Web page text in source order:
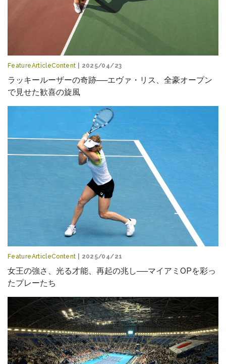
FeatureArticleContent | 2025/04/23
ラッキールーザーの奇跡──エヴァ・リス、全豪オープン
で見せた歓喜の旋風
FeatureArticleContent | 2025/04/21
女王の強さ、光る才能、再起の兆し──マイアミOPを彩っ
たプレーたち